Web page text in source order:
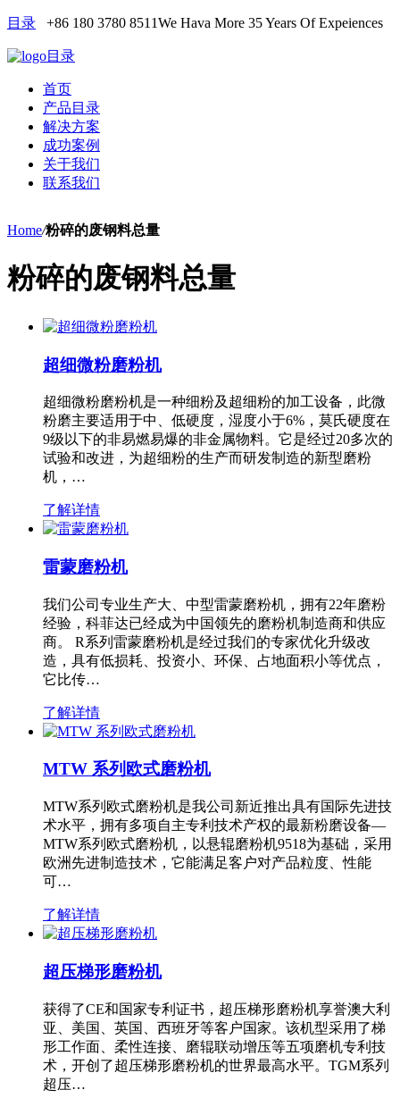
目录 +86 180 3780 8511We Hava More 35 Years Of Expeiences
目录
首页
产品目录
解决方案
成功案例
关于我们
联系我们
Home/粉碎的废钢料总量
粉碎的废钢料总量
超细微粉磨粉机
超细微粉磨粉机是一种细粉及超细粉的加工设备，此微
粉磨主要适用于中、低硬度，湿度小于6%，莫氏硬度在
9级以下的非易燃易爆的非金属物料。它是经过20多次的
试验和改进，为超细粉的生产而研发制造的新型磨粉
机，…
了解详情
雷蒙磨粉机
我们公司专业生产大、中型雷蒙磨粉机，拥有22年磨粉
经验，科菲达已经成为中国领先的磨粉机制造商和供应
商。 R系列雷蒙磨粉机是经过我们的专家优化升级改
造，具有低损耗、投资小、环保、占地面积小等优点，
它比传…
了解详情
MTW 系列欧式磨粉机
MTW系列欧式磨粉机是我公司新近推出具有国际先进技
术水平，拥有多项自主专利技术产权的最新粉磨设备—
MTW系列欧式磨粉机，以悬辊磨粉机9518为基础，采用
欧洲先进制造技术，它能满足客户对产品粒度、性能
可…
了解详情
超压梯形磨粉机
获得了CE和国家专利证书，超压梯形磨粉机享誉澳大利
亚、美国、英国、西班牙等客户国家。该机型采用了梯
形工作面、柔性连接、磨辊联动增压等五项磨机专利技
术，开创了超压梯形磨粉机的世界最高水平。TGM系列
超压…